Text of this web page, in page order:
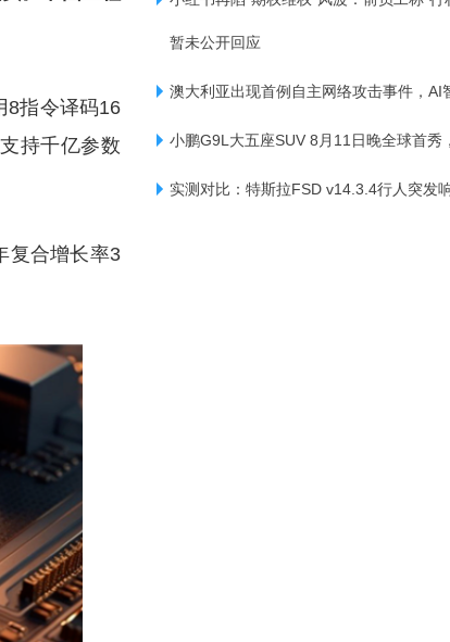
8指令译码16
持千亿参数
复合增长率3
暂未公开回应
澳大利亚出现首例自主网络攻击事件，AI
小鹏G9L大五座SUV 8月11日晚全球首秀
实测对比：特斯拉FSD v14.3.4行人突发